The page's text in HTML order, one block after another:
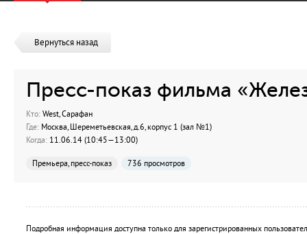
Вернуться назад
Пресс-показ фильма
Кто: West, Сарафан
Где: Москва, Шереметьевская, д.6, корпус 1 (зал №1)
Когда: 11.06.14 (10:45—13:00)
Премьера, пресс-показ 736 просмотров
Подробная информация доступна только для зарегистрированных